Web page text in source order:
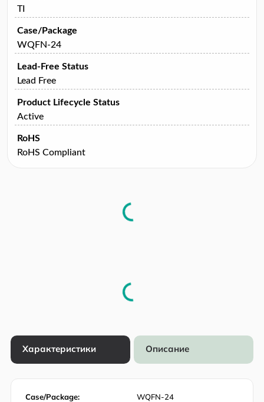
TI
Case/Package
WQFN-24
Lead-Free Status
Lead Free
Product Lifecycle Status
Active
RoHS
RoHS Compliant
Характеристики Описание
Case/Package: WQFN-24